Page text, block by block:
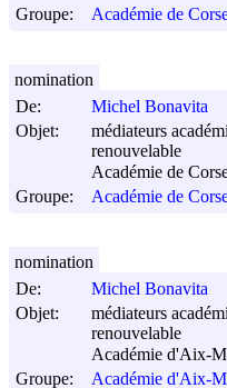
Groupe:
Académie de
De:
Michel Bonavita
Objet:
médiateurs
renouvelable
Académie de
Groupe:
Académie de
nomination
De:
Michel Bonavita
Objet:
médiateurs
renouvelable
Académie d'Aix-
Groupe:
Académie d'Aix-
nomination